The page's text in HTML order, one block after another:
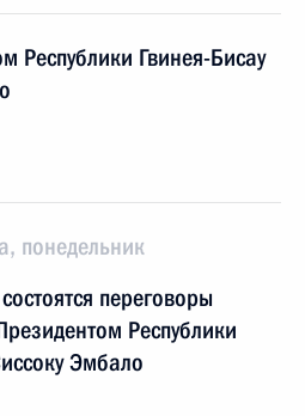
Республики Гвинея-Бисау
понедельник
переговоры
Республики
Эмбало